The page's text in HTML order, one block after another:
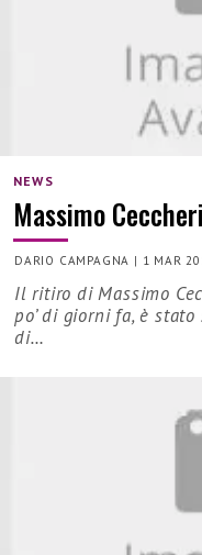
NEWS
Massimo
DARIO CAMPAGNA | 1 MAR
Il ritiro di Massimo
po’ di giorni fa, è
di…